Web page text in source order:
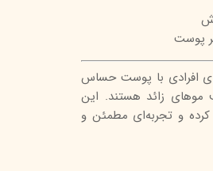
پوست
افرادی با پوست حساس
زائد هستند. این
و تجربه‌ای مطمئن و